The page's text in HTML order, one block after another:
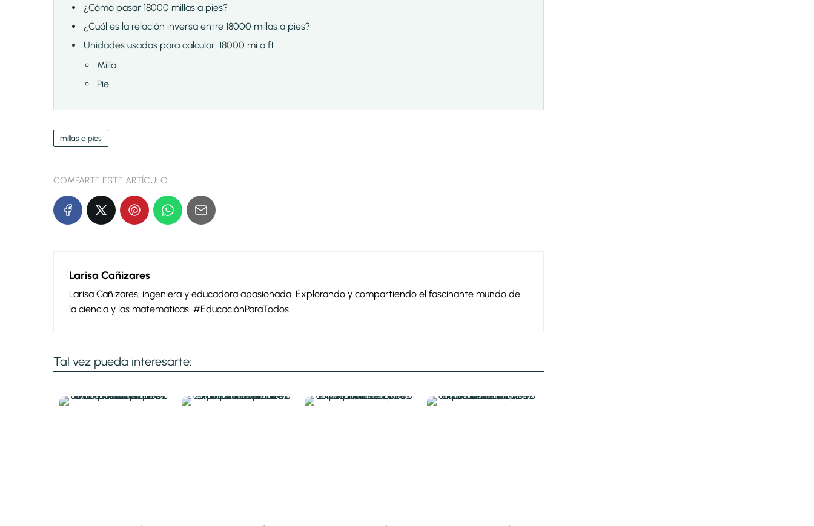
¿Cómo pasar 18000 millas a pies?
¿Cuál es la relación inversa entre 18000 millas a pies?
Unidades usadas para calcular: 18000 mi a ft
Milla
Pie
millas a pies
COMPARTE ESTE ARTÍCULO
Larisa Cañizares
Larisa Cañizares, ingeniera y educadora apasionada. Explorando y compartiendo el fascinante mundo de
la ciencia y las matemáticas. #EducaciónParaTodos
Tal vez pueda interesarte: